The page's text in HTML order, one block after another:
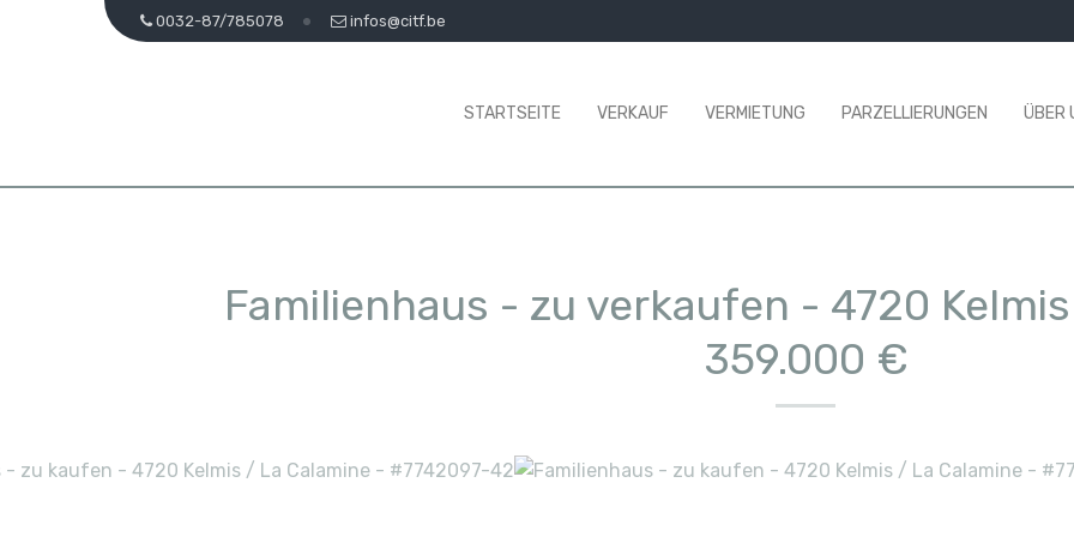
0032-87/785078 infos@citf.be
STARTSEITE VERKAUF VERMIETUNG PARZELLIERUNGEN ÜBER
Familienhaus - zu verkaufen - 4720
359.000 €